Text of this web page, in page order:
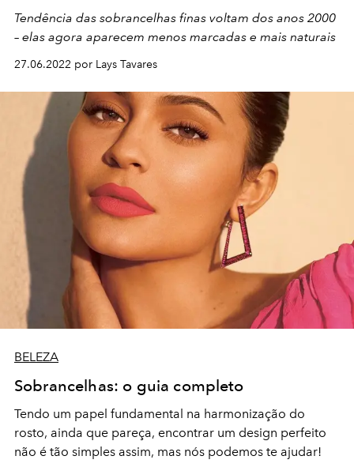
Tendência das sobrancelhas finas voltam dos anos 2000
– elas agora aparecem menos marcadas e mais naturais
27.06.2022 por Lays Tavares
BELEZA
Sobrancelhas: o guia completo
Tendo um papel fundamental na harmonização do
rosto, ainda que pareça, encontrar um design perfeito
não é tão simples assim, mas nós podemos te ajudar!